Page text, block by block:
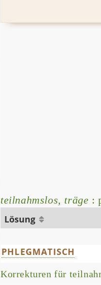
teilnahmslos, träge :
Lösung
PHLEGMATISCH
Korrekturen für